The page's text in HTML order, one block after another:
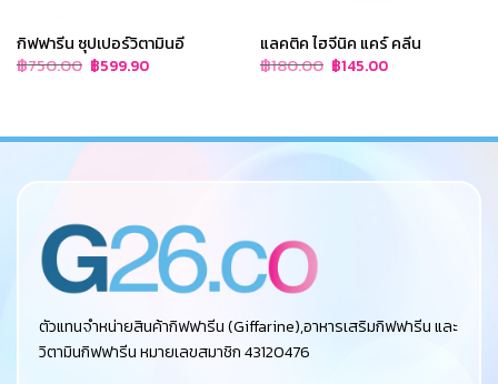
กิฟฟารีน ซุปเปอร์วิตามินอี
฿750.00 Original
price
฿599.90Current
price
แลคติค ไฮจีนิค แคร์ คลีน
฿180.00 Original
price
฿145.00Current
price
ตัวแทนจำหน่ายสินค้ากิฟฟารีน (Giffarine),อาหารเสริมกิฟฟารีน และ
วิตามินกิฟฟารีน หมายเลขสมาชิก 43120476